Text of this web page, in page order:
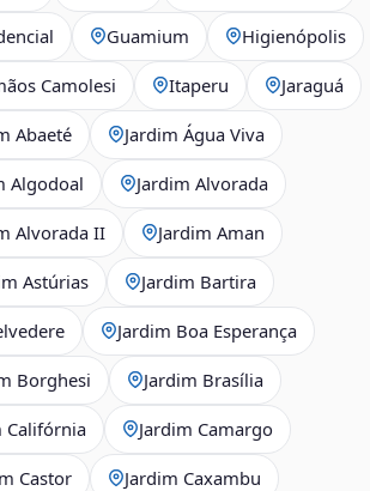
Guamium Higienópolis
Camolesi Itaperu Jaraguá
Abaeté Jardim Água Viva
Algodoal Jardim Alvorada
Alvorada II Jardim Aman
Astúrias Jardim Bartira
Jardim Boa Esperança
Borghesi Jardim Brasília
Califórnia Jardim Camargo
Castor Jardim Caxambu